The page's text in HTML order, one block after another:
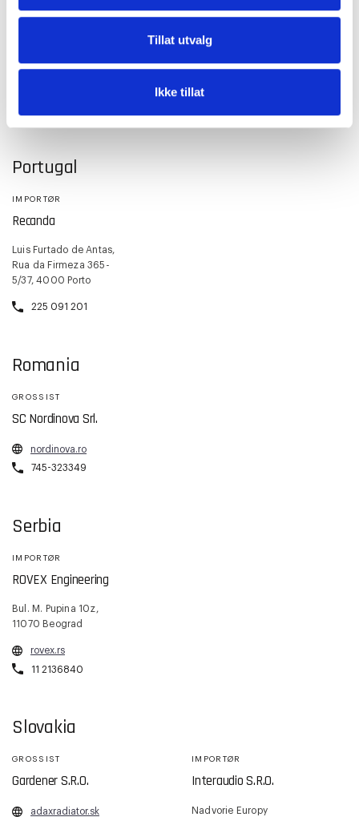
Tillat utvalg
Ikke tillat
GROSSIST
grzejnikiadax.pl / elektra.pl
GROSSIST
P.H.U. Isol ul.
Szybowników 39/10
Portugal
IMPORTØR
Recanda
Luis Furtado de Antas,
Rua da Firmeza 365-
5/37, 4000 Porto
225 091 201
Romania
GROSSIST
SC Nordinova Srl.
nordinova.ro
745-323349
Serbia
IMPORTØR
ROVEX Engineering
Bul. M. Pupina 10z,
11070 Beograd
rovex.rs
11 2136840
Slovakia
GROSSIST
Gardener S.R.O.
adaxradiator.sk
IMPORTØR
Interaudio S.R.O.
Nadvorie Europy